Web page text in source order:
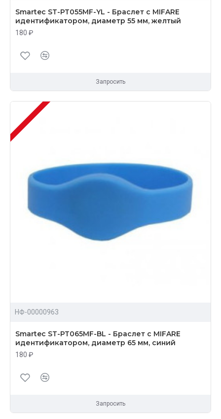
Smartec ST-PT055MF-YL - Браслет с MIFARE
идентификатором, диаметр 55 мм, желтый
180 ₽
Запросить
НФ-00000963
Smartec ST-PT065MF-BL - Браслет с MIFARE
идентификатором, диаметр 65 мм, синий
180 ₽
Запросить